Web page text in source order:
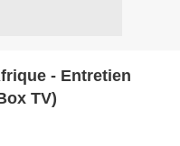
- Entretien
TV)